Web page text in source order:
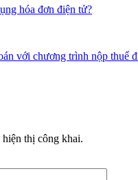
hóa đơn điện tử?
với chương trình nộp thuế
thị công khai.